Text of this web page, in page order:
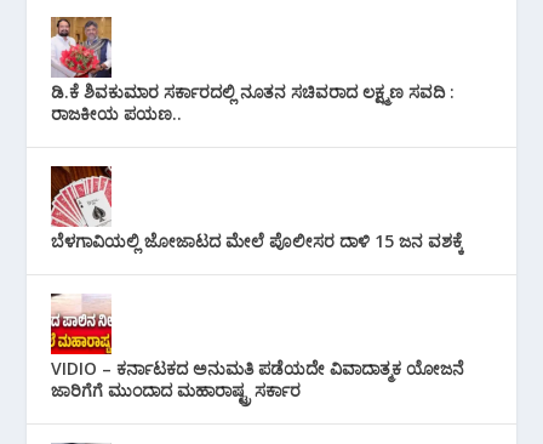
ಡಿ.ಕೆ ಶಿವಕುಮಾರ ಸರ್ಕಾರದಲ್ಲಿ ನೂತನ ಸಚಿವರಾದ ಲಕ್ಷ್ಮಣ ಸವದಿ :
ರಾಜಕೀಯ ಪಯಣ..
ಬೆಳಗಾವಿಯಲ್ಲಿ ಜೋಜಾಟದ ಮೇಲೆ ಪೊಲೀಸರ ದಾಳಿ 15 ಜನ ವಶಕ್ಕೆ
VIDIO – ಕರ್ನಾಟಕದ ಅನುಮತಿ ಪಡೆಯದೇ ವಿವಾದಾತ್ಮಕ ಯೋಜನೆ
ಜಾರಿಗೆಗೆ ಮುಂದಾದ ಮಹಾರಾಷ್ಟ್ರ ಸರ್ಕಾರ